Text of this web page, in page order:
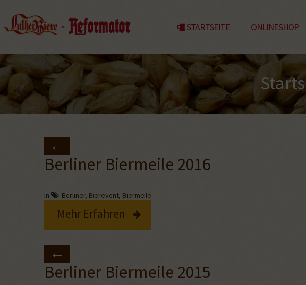
STARTSEITE ONLINESHOP
Berliner Biermeile 2016
in Berliner, Bierevent, Biermeile
Mehr Erfahren
Berliner Biermeile 2015